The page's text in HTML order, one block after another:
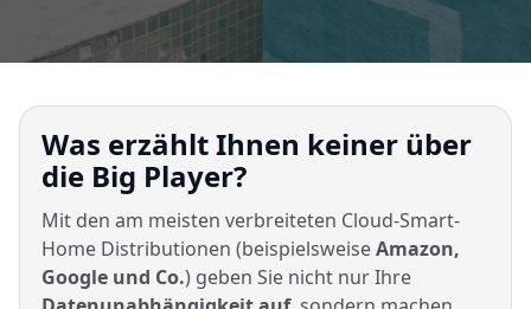
Was erzählt Ihnen keiner über
die Big Player?
Mit den am meisten verbreiteten Cloud-Smart-
Home Distributionen (beispielsweiseAmazon,
Google und Co.) geben Sie nicht nur Ihre